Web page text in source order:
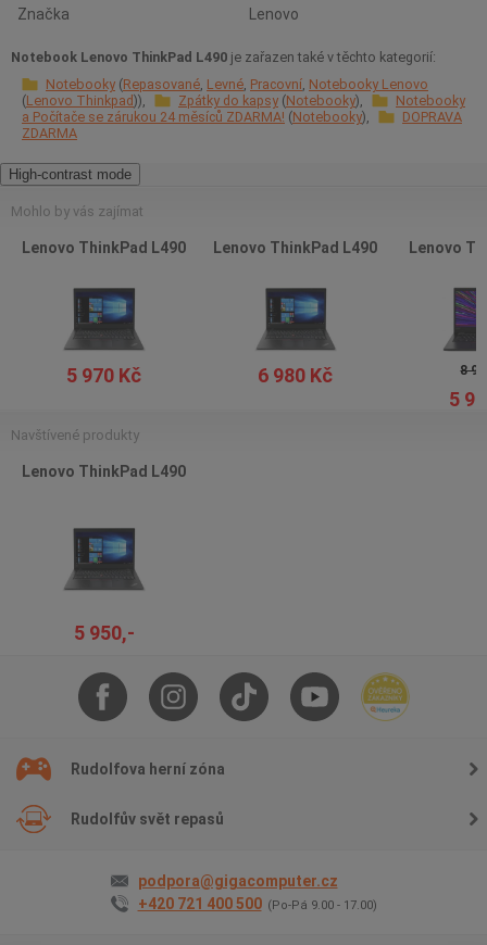
Značka
Lenovo
Notebook Lenovo ThinkPad L490 je zařazen také v těchto kategorií:
Notebooky Repasované Levné Pracovní Notebooky Lenovo
Lenovo Thinkpad
Zpátky do kapsy Notebooky
Notebooky
a Počítače se zárukou 24 měsíců ZDARMA! Notebooky
DOPRAVA
ZDARMA
High-contrast mode
Mohlo by vás zajímat
Lenovo ThinkPad L490
5 970 Kč
Lenovo ThinkPad L490
6 980 Kč
Lenovo
8
5
Navštívené produkty
Lenovo ThinkPad L490
5 950,-
Rudolfova herní zóna
Rudolfův svět repasů
podpora@gigacomputer.cz
+420 721 400 500 (Po-Pá 9.00 - 17.00)